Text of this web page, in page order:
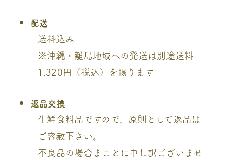
配送
送料込み
※沖縄・離島地域への発送は別途送料
1,320円（税込）を賜ります
返品交換
生鮮食料品ですので、原則として返品は
ご容赦下さい。
不良品の場合まことに申し訳ございませ